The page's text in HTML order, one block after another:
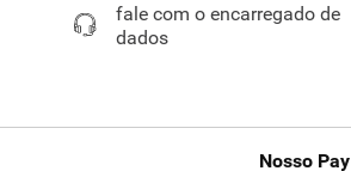
fale com o encarregado de
dados
Nosso Pay